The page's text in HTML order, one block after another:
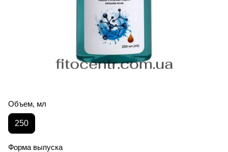
Объем, мл
250
Форма выпуска